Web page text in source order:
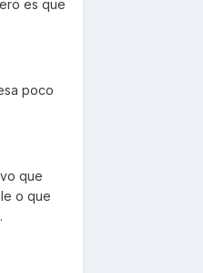
es que
poco
que
o que